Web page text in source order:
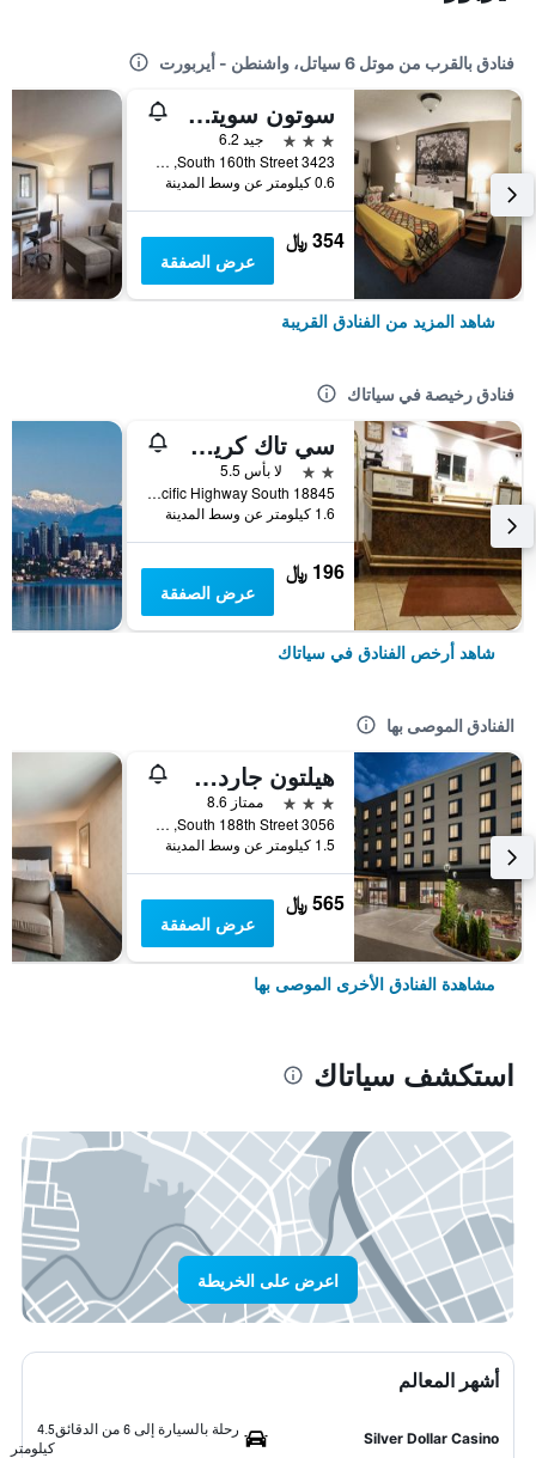
فنادق بالقرب من موتل 6 سياتل، واشنطن - أيربورت
سوتون سويتس هوتل
3 نجوم
جيد 6.2
3423 South 160th Street, سياتاك, WA, الولايات المتحدة الأميريكية
0.6 كيلومتر عن وسط المدينة
354 ﷼
عرض الصفقة
شاهد المزيد من الفنادق القريبة
فنادق رخيصة في سياتاك
سي تاك كريست موتور إن
2 نجمتين
لا بأس 5.5
18845 Pacific Highway South, سياتاك, WA, الولايات المتحدة الأميريكية
1.6 كيلومتر عن وسط المدينة
196 ﷼
عرض الصفقة
شاهد أرخص الفنادق في سياتاك
الفنادق الموصى بها
هيلتون جاردن إن سياتل أيربورت
3 نجوم
ممتاز 8.6
3056 South 188th Street, سياتاك, WA, الولايات المتحدة الأميريكية
1.5 كيلومتر عن وسط المدينة
565 ﷼
عرض الصفقة
مشاهدة الفنادق الأخرى الموصى بها
استكشف سياتاك
اعرض على الخريطة
أشهر المعالم
Silver Dollar Casino
رحلة بالسيارة إلى 6 من الدقائق
4.5
كيلومتر